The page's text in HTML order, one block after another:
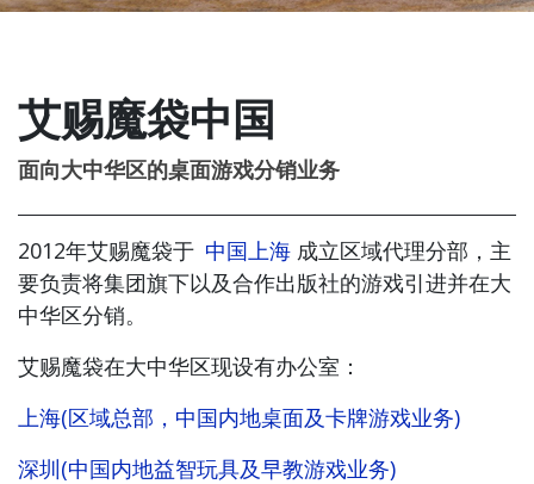
艾赐魔袋中国
面向大中华区的桌面游戏分销业务
2012年艾赐魔袋于 中国上海 成立区域代理分部，主
要负责将集团旗下以及合作出版社的游戏引进并在大
中华区分销。
艾赐魔袋在大中华区现设有办公室：
上海(区域总部，中国内地桌面及卡牌游戏业务)
深圳(中国内地益智玩具及早教游戏业务)